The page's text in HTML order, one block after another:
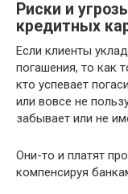
Риски и
кредитных
Если клиенты
погашения, то как
кто успевает
или вовсе не
забывает или не
Они-то и платят
компенсируя